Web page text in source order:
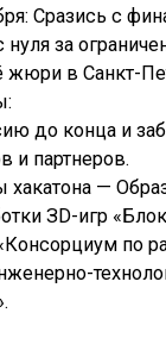
Сразись с
нуля за
жюри в Санкт-
до конца и
и партнеров.
хакатона —
ЗD-игр
по